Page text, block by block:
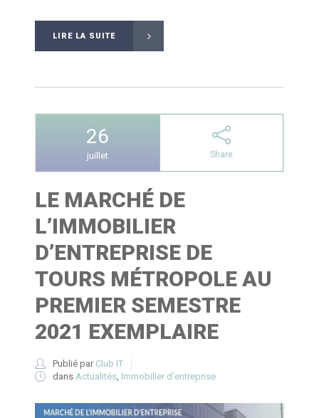
LIRE LA SUITE
26
juillet Share
LE MARCHÉ DE
L’IMMOBILIER
D’ENTREPRISE DE
TOURS MÉTROPOLE AU
PREMIER SEMESTRE
2021 EXEMPLAIRE
Publié par Club IT
dans Actualités, Immobilier d'entreprise